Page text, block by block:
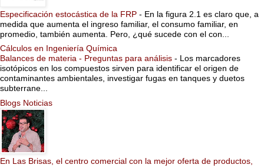
Especificación estocástica de la FRP - En la figura 2.1 es claro que, a
medida que aumenta el ingreso familiar, el consumo familiar, en
promedio, también aumenta. Pero, ¿qué sucede con el con...
Cálculos en Ingeniería Química
Balances de materia - Preguntas para análisis - Los marcadores
isotópicos en los compuestos sirven para identificar el origen de
contaminantes ambientales, investigar fugas en tanques y duetos
subterrane...
Blogs Noticias
En Las Brisas, el centro comercial con la mejor oferta de productos,